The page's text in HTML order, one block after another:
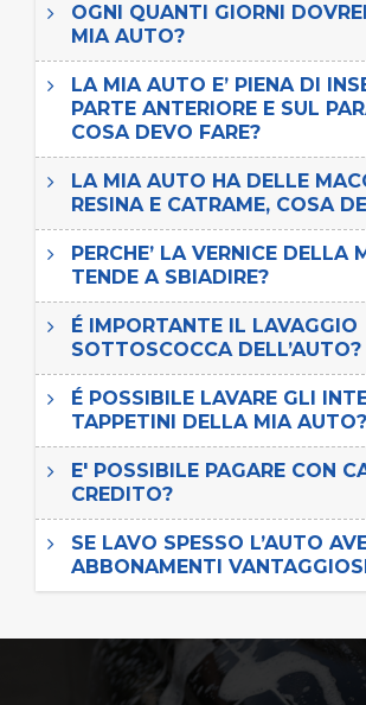
OGNI QUANTI GIORNI
MIA AUTO?
LA MIA AUTO E’ PIENA DI
PARTE ANTERIORE E SUL
COSA DEVO FARE?
LA MIA AUTO HA DELLE
RESINA E CATRAME, COSA
PERCHE’ LA VERNICE DELLA
TENDE A SBIADIRE?
É IMPORTANTE IL LAVAGGIO
SOTTOSCOCCA DELL’AUTO?
É POSSIBILE LAVARE GLI
TAPPETINI DELLA MIA AUTO?
E' POSSIBILE PAGARE CON
CREDITO?
SE LAVO SPESSO L’AUTO
ABBONAMENTI